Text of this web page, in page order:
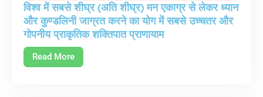
विश्व में सबसे शीघ्र (अति शीघ्र) मन एकाग्र से लेकर ध्यान
और कुण्डलिनी जाग्रत करने का योग में सबसे उच्चतर और
गोपनीय प्राकृतिक शक्तिपात प्राणायाम
Read More